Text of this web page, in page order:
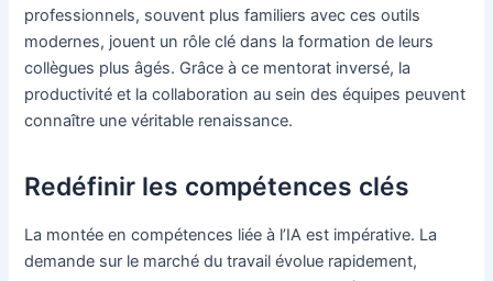
professionnels, souvent plus familiers avec ces outils
modernes, jouent un rôle clé dans la formation de leurs
collègues plus âgés. Grâce à ce mentorat inversé, la
productivité et la collaboration au sein des équipes peuvent
connaître une véritable renaissance.
Redéfinir les compétences clés
La montée en compétences liée à l’IA est impérative. La
demande sur le marché du travail évolue rapidement,